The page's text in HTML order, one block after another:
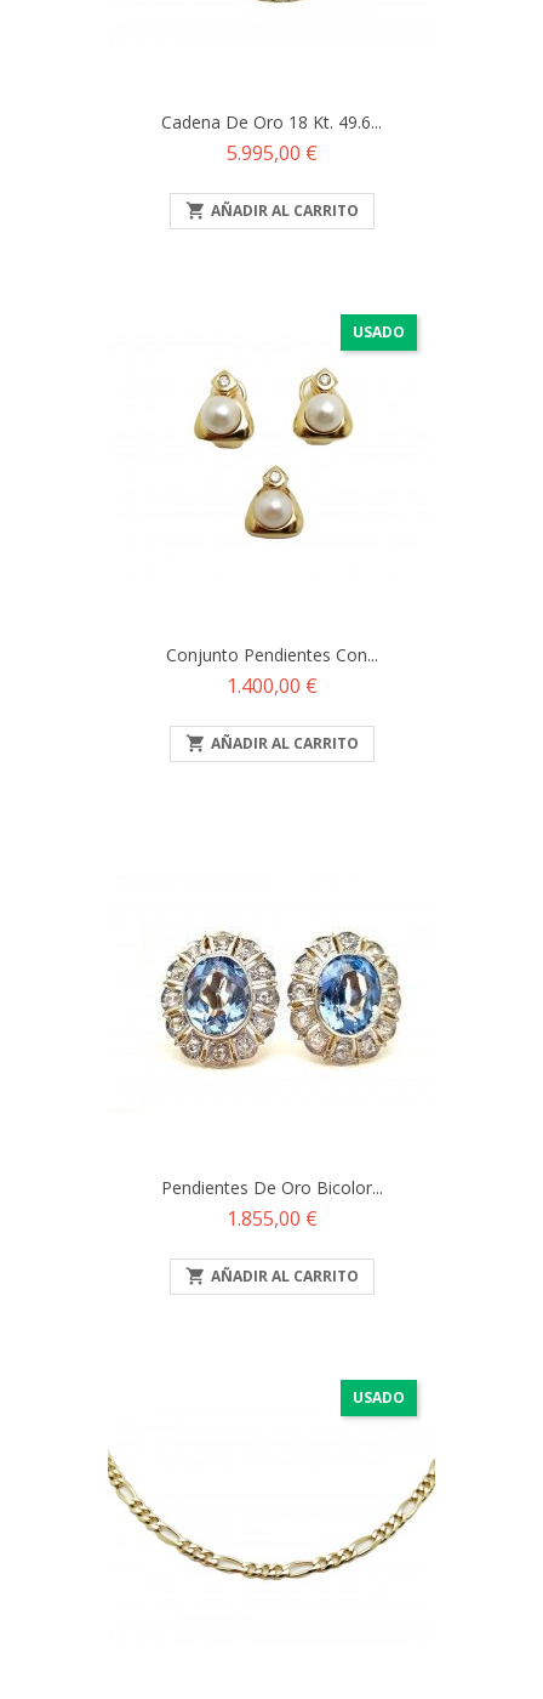
Cadena De Oro 18 Kt. 49.6...
Precio
5.995,00 €
 AÑADIR AL CARRITO
USADO
Conjunto Pendientes Con...
Precio
1.400,00 €
 AÑADIR AL CARRITO
Pendientes De Oro Bicolor...
Precio
1.855,00 €
 AÑADIR AL CARRITO
USADO